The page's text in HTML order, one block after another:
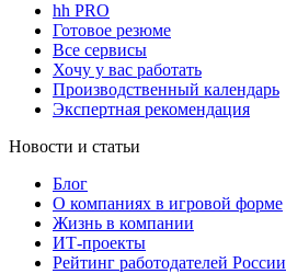
hh PRO
Готовое резюме
Все сервисы
Хочу у вас работать
Производственный календарь
Экспертная рекомендация
Новости и статьи
Блог
О компаниях в игровой форме
Жизнь в компании
ИТ-проекты
Рейтинг работодателей России